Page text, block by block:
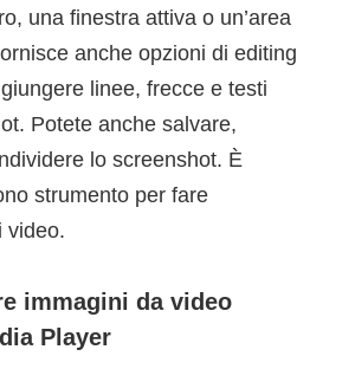
una finestra attiva o un’area
anche opzioni di editing
linee, frecce e testi
Potete anche salvare,
lo screenshot. È
strumento per fare
video.
immagini da video
Player